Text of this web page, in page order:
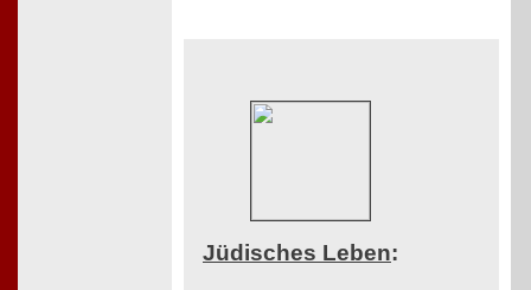
Jüdisches Leben: